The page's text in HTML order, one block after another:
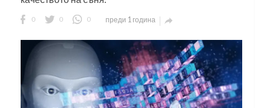
0 0 0 преди 1 година 